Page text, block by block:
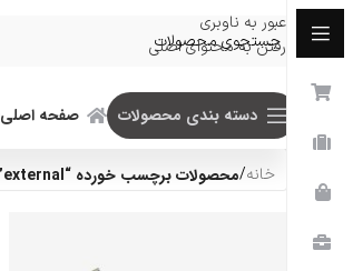
عبور به ناوبری
رفتن به محتوای اصلی
دسته بندی محصولات صفحه اصلی
خانه/محصولات برچسب خورده “external”